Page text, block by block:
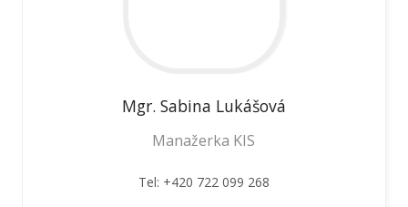
Mgr. Sabina Lukášová
Manažerka KIS
Tel: +420 722 099 268